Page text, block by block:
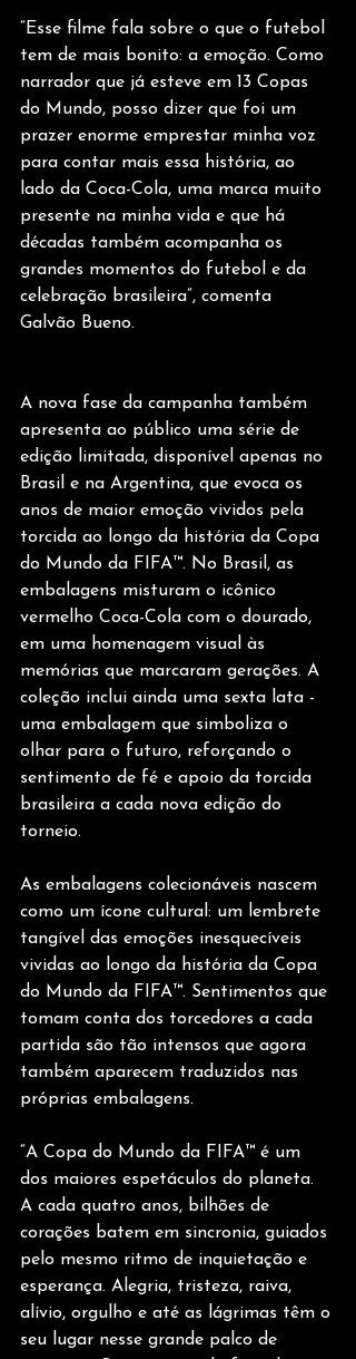
“Esse filme fala sobre o que o futebol
tem de mais bonito: a emoção. Como
narrador que já esteve em 13 Copas
do Mundo, posso dizer que foi um
prazer enorme emprestar minha voz
para contar mais essa história, ao
lado da Coca-Cola, uma marca muito
presente na minha vida e que há
décadas também acompanha os
grandes momentos do futebol e da
celebração brasileira”, comenta
Galvão Bueno.
A nova fase da campanha também
apresenta ao público uma série de
edição limitada, disponível apenas no
Brasil e na Argentina, que evoca os
anos de maior emoção vividos pela
torcida ao longo da história da Copa
do Mundo da FIFA™. No Brasil, as
embalagens misturam o icônico
vermelho Coca-Cola com o dourado,
em uma homenagem visual às
memórias que marcaram gerações. A
coleção inclui ainda uma sexta lata -
uma embalagem que simboliza o
olhar para o futuro, reforçando o
sentimento de fé e apoio da torcida
brasileira a cada nova edição do
torneio.
As embalagens colecionáveis nascem
como um ícone cultural: um lembrete
tangível das emoções inesquecíveis
vividas ao longo da história da Copa
do Mundo da FIFA™. Sentimentos que
tomam conta dos torcedores a cada
partida são tão intensos que agora
também aparecem traduzidos nas
próprias embalagens.
“A Copa do Mundo da FIFA™ é um
dos maiores espetáculos do planeta.
A cada quatro anos, bilhões de
corações batem em sincronia, guiados
pelo mesmo ritmo de inquietação e
esperança. Alegria, tristeza, raiva,
alívio, orgulho e até as lágrimas têm o
seu lugar nesse grande palco de